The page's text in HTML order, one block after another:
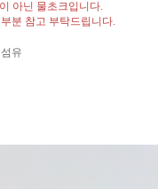
아닌 물초크입니다.
분 참고 부탁드립니다.
유